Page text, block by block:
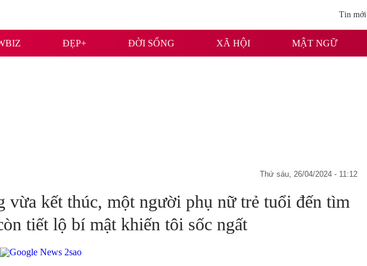
Tin mới
ĐẸP+ ĐỜI SỐNG XÃ HỘI MẬT NGỮ
thứ sáu, 26/04/2024 - 11:12
vừa kết thúc, một người phụ nữ trẻ tuổi đến tìm
tiết lộ bí mật khiến tôi sốc ngất